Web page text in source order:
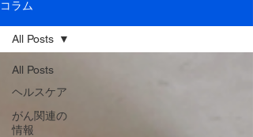
コラム
All Posts
ヘルスケア
がん関連の
情報
All Posts